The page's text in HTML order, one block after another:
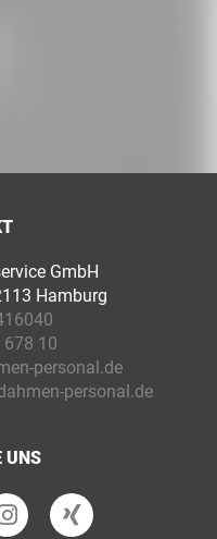
GmbH
Hamburg
10
personal.de
personal.de
UNS